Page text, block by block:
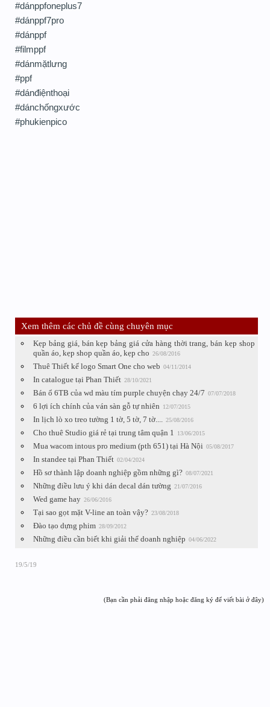
#dánppfoneplus7
#dánppf7pro
#dánppf
#filmppf
#dánmặtlưng
#ppf
#dánđiệnthoại
#dánchốngxước
#phukienpico
Xem thêm các chủ đề cùng chuyên mục
Kẹp bảng giá, bán kẹp bảng giá cửa hàng thời trang, bán kẹp shop
quần áo, kẹp shop quần áo, kẹp cho 26/08/2016
Thuê Thiết kế logo Smart One cho web 04/11/2014
In catalogue tại Phan Thiết 28/10/2021
Bán ổ 6TB của wd màu tím purple chuyện chạy 24/7 07/07/2018
6 lợi ích chính của ván sàn gỗ tự nhiên 12/07/2015
In lịch lò xo treo tường 1 tờ, 5 tờ, 7 tờ.... 25/08/2016
Cho thuê Studio giá rẻ tại trung tâm quận 1 13/06/2015
Mua wacom intous pro medium (pth 651) tại Hà Nội 05/08/2017
In standee tại Phan Thiết 02/04/2024
Hồ sơ thành lập doanh nghiệp gồm những gì? 08/07/2021
Những điều lưu ý khi dán decal dán tường 21/07/2016
Wed game hay 26/06/2016
Tại sao gọt mặt V-line an toàn vậy? 23/08/2018
Đào tạo dựng phim 28/09/2012
Những điều cần biết khi giải thể doanh nghiệp 04/06/2022
19/5/19
(Bạn cần phải đăng nhập hoặc đăng ký để viết bài ở đây)